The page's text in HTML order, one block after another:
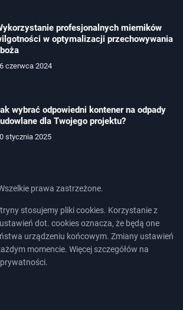
profesjonalnych mierników
w optymalizacji przechowywania
czerwca 2024
wybrać odpowiedni kontener na odpady
dla Twojego projektu?
stycznia 2025
prawa zastrzeżone.
stosujemy pliki cookies. Korzystanie z
dot. cookies oznacza, że będą one
urządzeniu końcowym. Zmiany ustawień
momencie. Więcej szczegółów na
.